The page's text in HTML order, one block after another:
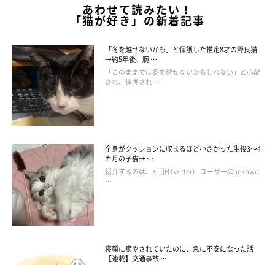
あわせて読みたい！
「猫が好き」の新着記事
「冬を越せないかも」と保護した推定8才の野良猫
→約5年後、腕 …
「このままでは冬を越せないかもしれない」と心配
され、保護され …
全身がクッションに収まるほど小さかった生後3～4
カ月の子猫→ …
紹介するのは、X（旧Twitter） ユーザー@nekowo
…
寝顔に癒やされていたのに、急に不安になった話
【連載】交通事故 …